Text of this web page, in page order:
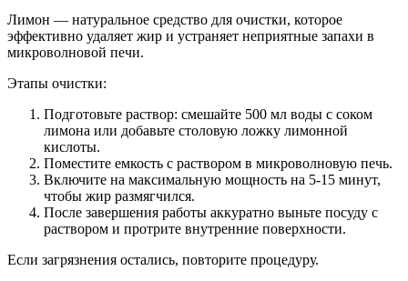
Лимон — натуральное средство для очистки, которое
эффективно удаляет жир и устраняет неприятные запахи в
микроволновой печи.
Этапы очистки:
Подготовьте раствор: смешайте 500 мл воды с соком
лимона или добавьте столовую ложку лимонной
кислоты.
Поместите емкость с раствором в микроволновую печь.
Включите на максимальную мощность на 5-15 минут,
чтобы жир размягчился.
После завершения работы аккуратно выньте посуду с
раствором и протрите внутренние поверхности.
Если загрязнения остались, повторите процедуру.